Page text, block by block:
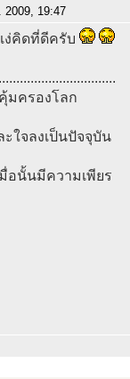
2009, 19:47
ง่คิดที่ดีครับ
มครองโลก
ใจลงเป็นปัจจุบัน
อนั้นมีความเพียร